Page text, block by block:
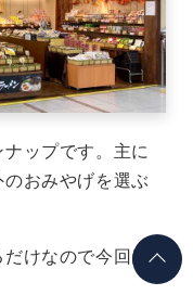
ップです。主に
おみやげを選ぶ
けなので今回は